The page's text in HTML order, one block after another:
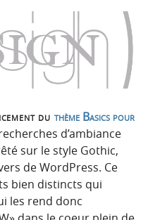
du thème Basics pour
d’ambiance
sur le style Gothic,
de WordPress. Ce
bien distincts qui
les rend donc